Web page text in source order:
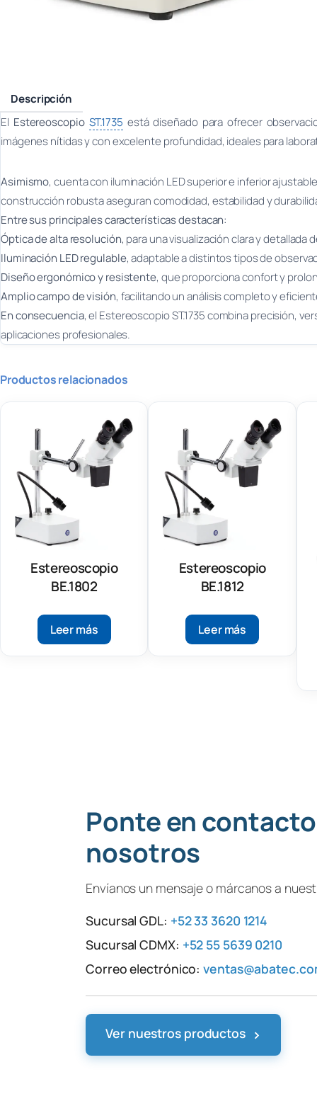
Descripción
El Estereoscopio ST.1735 está diseñado para ofrecer
imágenes nítidas y con excelente profundidad, ideales para
Asimismo, cuenta con iluminación LED superior e inferior
construcción robusta aseguran comodidad, estabilidad y
Entre sus principales características destacan:
Óptica de alta resolución, para una visualización clara y detallada
Iluminación LED regulable, adaptable a distintos tipos de
Diseño ergonómico y resistente, que proporciona confort y
Amplio campo de visión, facilitando un análisis completo y
En consecuencia, el Estereoscopio ST.1735 combina precisión,
aplicaciones profesionales.
Productos relacionados
Estereoscopio
BE.1802
Leer más
Estereoscopio
BE.1812
Leer más
Ponte en
nosotros
Envíanos un mensaje o márcanos a
Sucursal GDL: +52 33 3620 1214
Sucursal CDMX: +52 55 5639 0210
Correo electrónico:
Ver nuestros productos ›